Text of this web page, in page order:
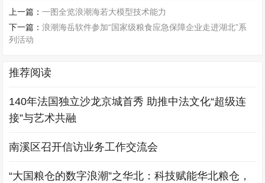
上一篇：一图全览浪潮海若大模型技术能力
下一篇：浪潮海岳软件参加“国家级粮食应急保障企业走进湖北”系
列活动
推荐阅读
140年法国独立沙龙京城首秀 助推中法文化“超级连
接”与艺术共融
南溪区召开信访业务工作交流会
“大国粮仓的数字浪潮”之华北：科技赋能华北粮仓，